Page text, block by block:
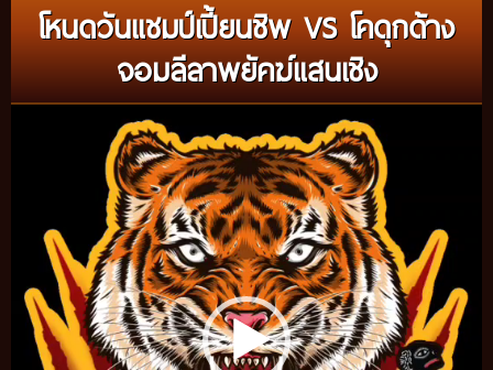
โหนดวันแชมป์เปี้ยนชิพ VS โคดุกด้าง
จอมลีลาพยัคฆ์แสนเชิง